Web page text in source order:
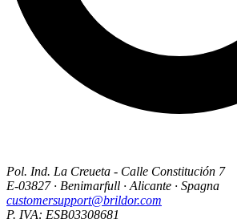
Pol. Ind. La Creueta - Calle Constitución 7
E-03827 · Benimarfull · Alicante · Spagna
customersupport@brildor.com
P. IVA: ESB03308681